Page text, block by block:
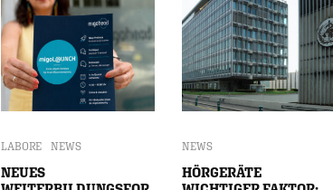
LABORE NEWS
NEUES
NEWS
HÖRGERÄTE